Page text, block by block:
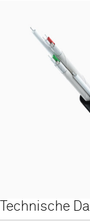
hochwertigen
werden
Buchse) verwendet.
Technische